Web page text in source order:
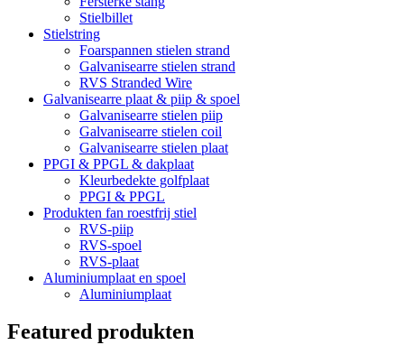
Stielbillet
Stielstring
Foarspannen stielen strand
Galvanisearre stielen strand
RVS Stranded Wire
Galvanisearre plaat & piip & spoel
Galvanisearre stielen piip
Galvanisearre stielen coil
Galvanisearre stielen plaat
PPGI & PPGL & dakplaat
Kleurbedekte golfplaat
PPGI & PPGL
Produkten fan roestfrij stiel
RVS-piip
RVS-spoel
RVS-plaat
Aluminiumplaat en spoel
Aluminiumplaat
Featured produkten